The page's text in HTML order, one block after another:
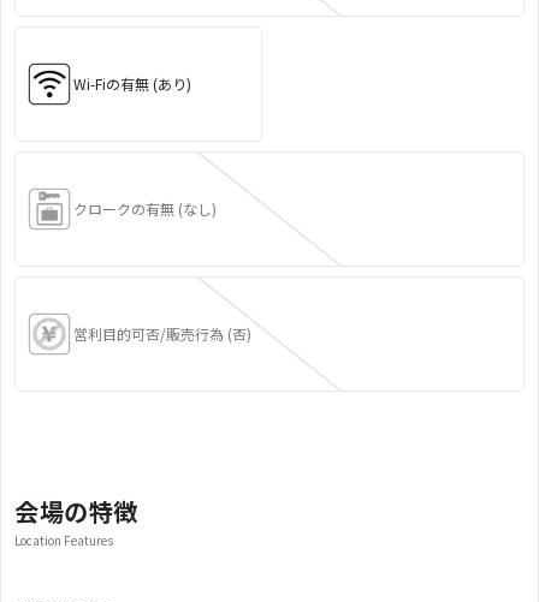
Wi-Fiの有無 (あり)
クロークの有無 (なし)
営利目的可否/販売行為 (否)
会場の特徴
Location Features